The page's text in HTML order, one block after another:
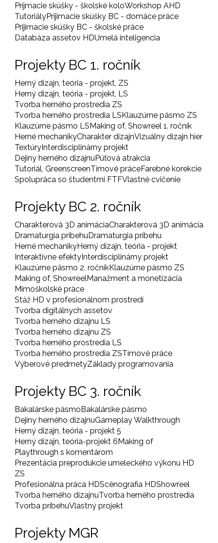
Príjmacie skúšky - školské koloWorkshop AHD
TutoriályPrijimacie skúšky BC - domáce práce
Prijimacie skúšky BC - školské práce
Databáza assetov HDUmelá inteligencia
Projekty BC 1. ročník
Herný dizajn, teória - projekt, ZS
Herný dizajn, teória - projekt, LS
Tvorba herného prostredia ZS
Tvorba herného prostredia LSKlauzúrne pásmo ZS
Klauzúrne pásmo LSMaking of, Showreel 1. ročník
Herné mechanikyCharakter dizajnVizuálny dizajn hier
TextúryInterdisciplinárny projekt
Dejiny herného dizajnuPúťová atrakcia
Tutoriál, GreenscreenTímové práceFarebné korekcie
Spolupráca so študentmi FTFVlastné cvičenie
Projekty BC 2. ročník
Charakterová 3D animáciaCharakterová 3D animácia
Dramaturgia príbehuDramaturgia príbehu
Herné mechanikyHerný dizajn, teória - projekt
Interaktívne efektyInterdisciplinárny projekt
Klauzúrne pásmo 2. ročníkKlauzúrne pásmo ZS
Making of, ShowreelManažment a monetizácia
Mimoškolské práce
Stáž HD v profesionálnom prostredí
Tvorba digitálnych assetov
Tvorba herného dizajnu LS
Tvorba herného dizajnu ZS
Tvorba herného prostredia LS
Tvorba herného prostredia ZSTímové práce
Výberové predmetyZáklady programovania
Projekty BC 3. ročník
Bakalárske pásmoBakalárske pásmo
Dejiny herného dizajnuGameplay Walkthrough
Herný dizajn, teória - projekt 5
Herný dizajn, teória-projekt 6Making of
Playthrough s komentárom
Prezentácia preprodukcie umeleckého výkonu HD
ZS
Profesionálna práca HDScénografia HDShowreel
Tvorba herného dizajnuTvorba herného prostredia
Tvorba príbehuVlastný projekt
Projekty MGR